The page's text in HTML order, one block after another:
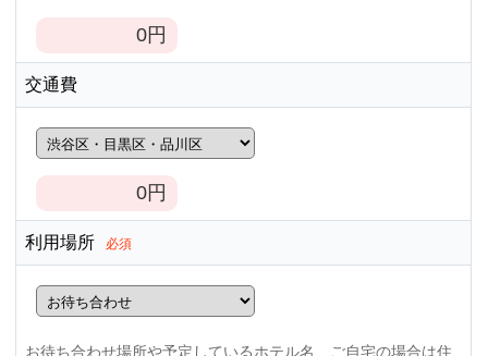
0円
交通費
0円
利用場所 必須
お待ち合わせ場所や予定しているホテル名、ご自宅の場合は住